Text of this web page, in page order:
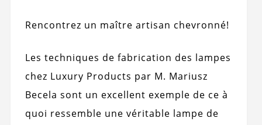
Rencontrez un maître artisan chevronné!
Les techniques de fabrication des lampes
chez Luxury Products par M. Mariusz
Becela sont un excellent exemple de ce à
quoi ressemble une véritable lampe de